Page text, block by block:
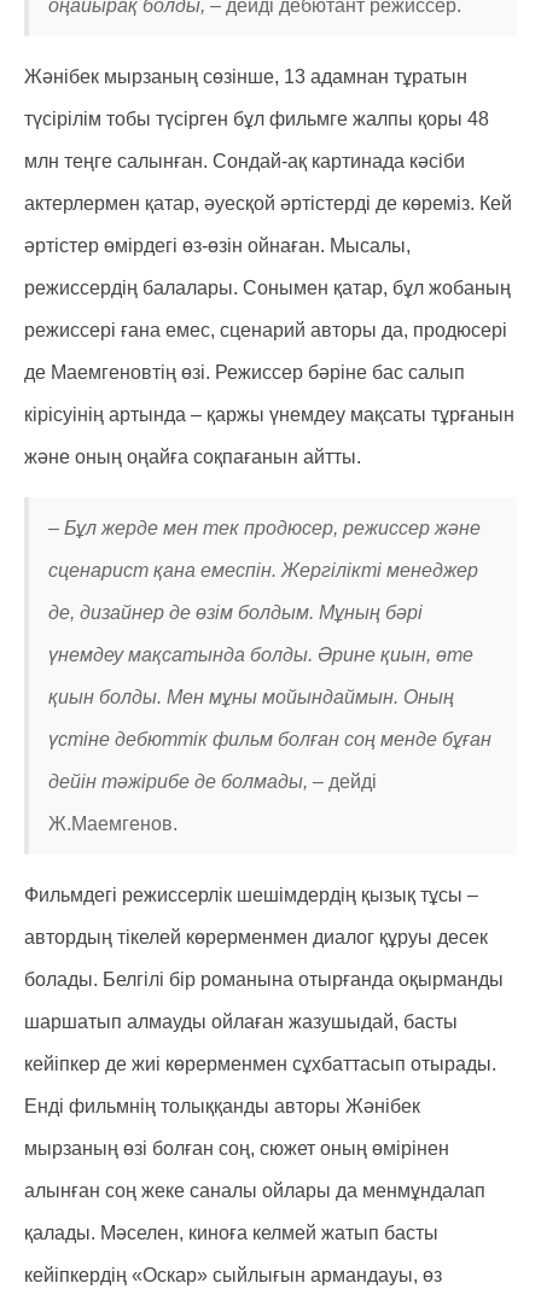
оңайырақ болды, – дейді дебютант режиссер.
Жәнібек мырзаның сөзінше, 13 адамнан тұратын
түсірілім тобы түсірген бұл фильмге жалпы қоры 48
млн теңге салынған. Сондай-ақ картинада кәсіби
актерлермен қатар, әуесқой әртістерді де көреміз. Кей
әртістер өмірдегі өз-өзін ойнаған. Мысалы,
режиссердің балалары. Сонымен қатар, бұл жобаның
режиссері ғана емес, сценарий авторы да, продюсері
де Маемгеновтің өзі. Режиссер бәріне бас салып
кірісуінің артында – қаржы үнемдеу мақсаты тұрғанын
және оның оңайға соқпағанын айтты.
– Бұл жерде мен тек продюсер, режиссер және
сценарист қана емеспін. Жергілікті менеджер
де, дизайнер де өзім болдым. Мұның бәрі
үнемдеу мақсатында болды. Әрине қиын, өте
қиын болды. Мен мұны мойындаймын. Оның
үстіне дебюттік фильм болған соң менде бұған
дейін тәжірибе де болмады, – дейді
Ж.Маемгенов.
Фильмдегі режиссерлік шешімдердің қызық тұсы –
автордың тікелей көрерменмен диалог құруы десек
болады. Белгілі бір романына отырғанда оқырманды
шаршатып алмауды ойлаған жазушыдай, басты
кейіпкер де жиі көрерменмен сұхбаттасып отырады.
Енді фильмнің толыққанды авторы Жәнібек
мырзаның өзі болған соң, сюжет оның өмірінен
алынған соң жеке саналы ойлары да менмұндалап
қалады. Мәселен, киноға келмей жатып басты
кейіпкердің «Оскар» сыйлығын армандауы, өз